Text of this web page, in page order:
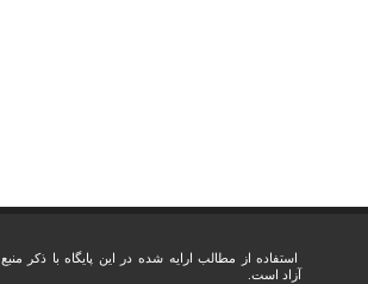
استفاده از مطالب ارایه شده در این پایگاه با ذکر منبع
آزاد است.